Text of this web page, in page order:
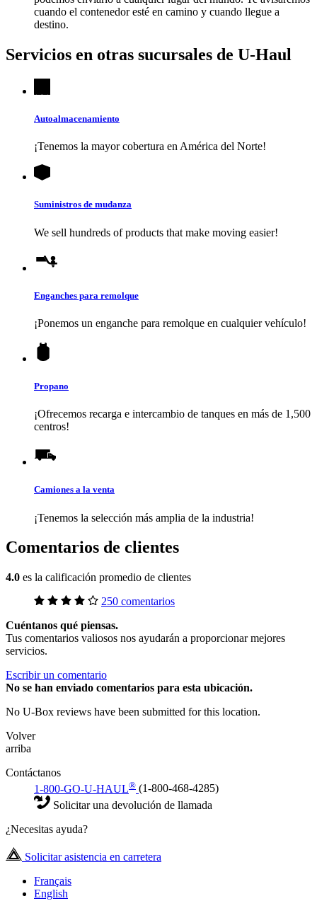
cuando el contenedor esté en camino y cuando llegue a
destino.
Servicios en otras sucursales de U-Haul
Autoalmacenamiento
¡Tenemos la mayor cobertura en América del Norte!
Suministros de mudanza
We sell hundreds of products that make moving easier!
Enganches para remolque
¡Ponemos un enganche para remolque en cualquier vehículo!
Propano
¡Ofrecemos recarga e intercambio de tanques en más de 1,500
centros!
Camiones a la venta
¡Tenemos la selección más amplia de la industria!
Comentarios de clientes
4.0 es la calificación promedio de clientes
250 comentarios
Cuéntanos qué piensas.
Tus comentarios valiosos nos ayudarán a proporcionar mejores
servicios.
Escribir un comentario
No se han enviado comentarios para esta ubicación.
No U-Box reviews have been submitted for this location.
Volver
arriba
Contáctanos
1-800-GO-U-HAUL® (1-800-468-4285)
Solicitar una devolución de llamada
¿Necesitas ayuda?
Solicitar asistencia en carretera
Français
English